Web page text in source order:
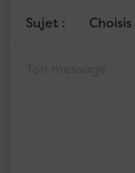
Sujet :